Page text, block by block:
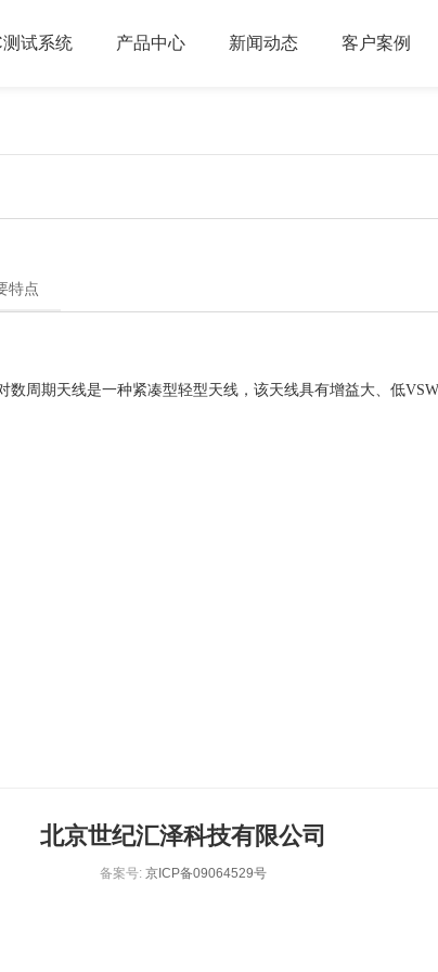
测试系统 产品中心 新闻动态 客户案例
特点
周期天线是一种紧凑型轻型天线，该天线具有增益大、低
北京世纪汇泽科技有限公司
备案号: 京ICP备09064529号